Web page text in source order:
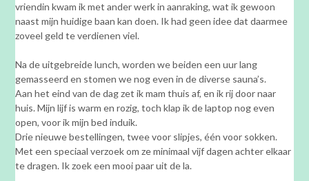
vriendin kwam ik met ander werk in aanraking, wat ik gewoon
naast mijn huidige baan kan doen. Ik had geen idee dat daarmee
zoveel geld te verdienen viel.
Na de uitgebreide lunch, worden we beiden een uur lang
gemasseerd en stomen we nog even in de diverse sauna’s.
Aan het eind van de dag zet ik mam thuis af, en ik rij door naar
huis. Mijn lijf is warm en rozig, toch klap ik de laptop nog even
open, voor ik mijn bed induik.
Drie nieuwe bestellingen, twee voor slipjes, één voor sokken.
Met een speciaal verzoek om ze minimaal vijf dagen achter elkaar
te dragen. Ik zoek een mooi paar uit de la.